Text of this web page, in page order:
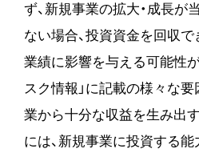
ず、新規事業の拡大・成長が
ない場合、投資資金を回収
業績に影響を与える可能性が
スク情報」に記載の様々な
業から十分な収益を生み出
には、新規事業に投資する